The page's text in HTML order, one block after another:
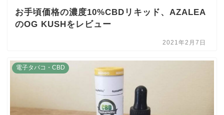
お手頃価格の濃度10%CBDリキッド、AZALEA
のOG KUSHをレビュー
2021年2月7日
電子タバコ・CBD